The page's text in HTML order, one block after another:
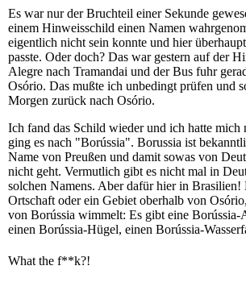
Es war nur der Bruchteil einer Sekunde
einem Hinweisschild einen Namen
eigentlich nicht sein konnte und hier
passte. Oder doch? Das war gestern auf der
Alegre nach Tramandai und der Bus fuhr
Osório. Das mußte ich unbedingt prüfen und
Morgen zurück nach Osório.
Ich fand das Schild wieder und ich hatte mich
ging es nach "Borússia". Borussia ist
Name von Preußen und damit sowas von
nicht geht. Vermutlich gibt es nicht mal in
solchen Namens. Aber dafür hier in Brasilien!
Ortschaft oder ein Gebiet oberhalb von
von Borússia wimmelt: Es gibt eine Borússia-
einen Borússia-Hügel, einen Borússia-
What the f**k?!